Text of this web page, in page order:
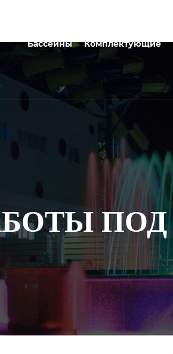
Бассейны Комплектующие